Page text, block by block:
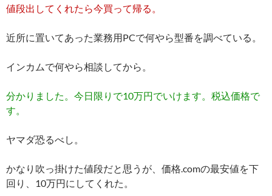
値段出してくれたら今買って帰る。
近所に置いてあった業務用PCで何やら型番を調べている。
インカムで何やら相談してから。
分かりました。今日限りで10万円でいけます。税込価格で
す。
ヤマダ恐るべし。
かなり吹っ掛けた値段だと思うが、価格.comの最安値を下
回り、10万円にしてくれた。